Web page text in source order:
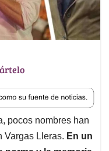
pocos nombres han
Vargas Lleras. En un